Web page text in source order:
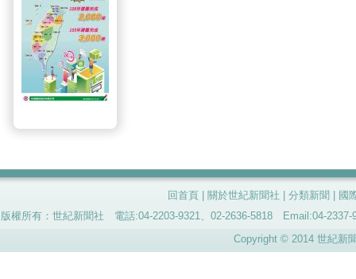
回首頁 關於世紀新聞社 分類新聞
國
版權所有：世紀新聞社 電話:04-2203-9321、02-2636-5818 Email:04-
Copyright © 2014 世紀新